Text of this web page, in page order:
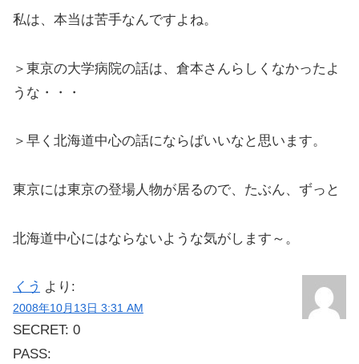
私は、本当は苦手なんですよね。
＞東京の大学病院の話は、倉本さんらしくなかったよ
うな・・・
＞早く北海道中心の話にならばいいなと思います。
東京には東京の登場人物が居るので、たぶん、ずっと
北海道中心にはならないような気がします～。
くう より:
2008年10月13日 3:31 AM
SECRET: 0
PASS: